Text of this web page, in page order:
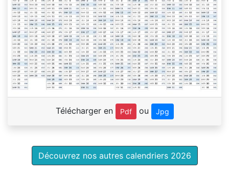
Télécharger en Pdf ou Jpg
Découvrez nos autres calendriers 2026